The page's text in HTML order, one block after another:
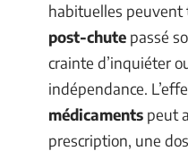
habituelles peuvent
post-chute passé
crainte d’inquiéter
indépendance.
médicaments peut
prescription, une